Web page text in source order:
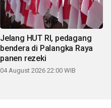
Jelang HUT RI, pedagang
bendera di Palangka Raya
panen rezeki
04 August 2026 22:00 WIB